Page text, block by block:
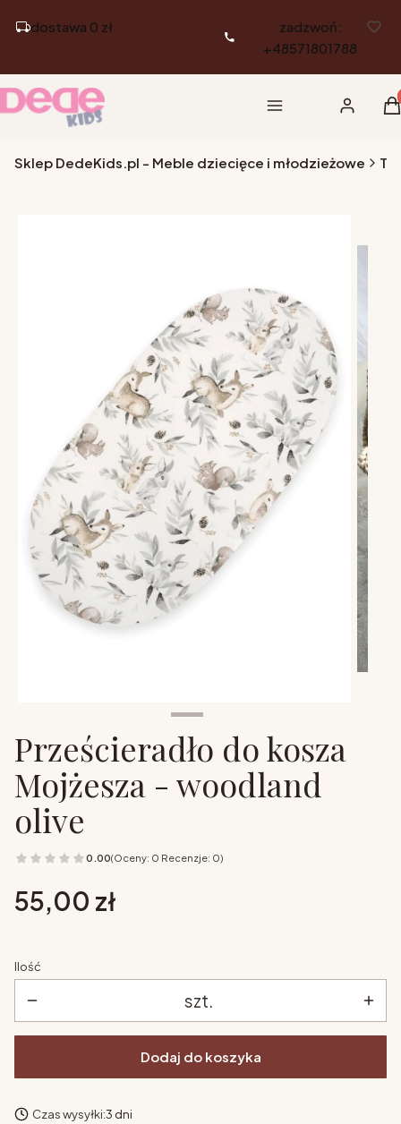
dostawa 0 zł
zadzwoń:
+48571801788
Menu Zaloguj się
Sklep DedeKids.pl - Meble dziecięce i młodzieżowe
Prześcieradło do kosza
Mojżesza - woodland
olive
0.00(Oceny: 0 Recenzje: 0)
Cena
55,00 zł
Ilość
szt.
Dodaj do koszyka
Czas wysyłki:3 dni